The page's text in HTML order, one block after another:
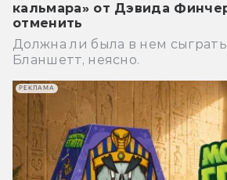
кальмара» от Дэвида
отменить
Должна ли была в нем
Бланшетт, неясно.
РЕКЛАМА